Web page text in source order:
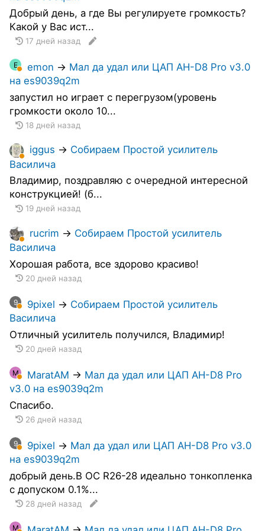
Добрый день, а где Вы регулируете громкость?
Какой у Вас ист...
17 дней назад
E emon → Мал да удал или ЦАП AH-D8 Pro v3.0
на es9039q2m
запустил но играет с перегрузом(уровень
громкости около 10...
18 дней назад
iggus → Собираем Простой усилитель
Василича
Владимир, поздравляю с очередной интересной
конструкцией! (б...
19 дней назад
rucrim → Собираем Простой усилитель
Василича
Хорошая работа, все здорово красиво!
20 дней назад
9 9pixel → Собираем Простой усилитель
Василича
Отличный усилитель получился, Владимир!
20 дней назад
M MaratAM → Мал да удал или ЦАП AH-D8 Pro
v3.0 на es9039q2m
Спасибо.
26 дней назад
9 9pixel → Мал да удал или ЦАП AH-D8 Pro v3.0
на es9039q2m
добрый день.В ОС R26-28 идеально тонкопленка
с допуском 0.1%...
28 дней назад
M